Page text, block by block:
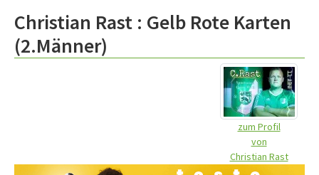
Christian Rast : Gelb Rote Karten
(2.Männer)
zum Profil
von
Christian Rast